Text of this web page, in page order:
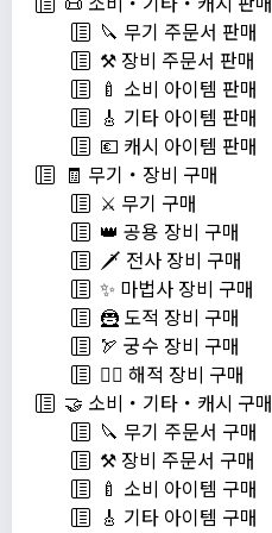
🔪 무기 주문서 판매
⚒️ 장비 주문서 판매
🍼 소비 아이템 판매
🎸 기타 아이템 판매
💶 캐시 아이템 판매
🧾 무기・장비 구매
⚔️ 무기 구매
👑 공용 장비 구매
🗡️ 전사 장비 구매
✨ 마법사 장비 구매
🦹 도적 장비 구매
🏹 궁수 장비 구매
🏴‍☠️ 해적 장비 구매
🤝 소비・기타・캐시 구매
🔪 무기 주문서 구매
⚒️ 장비 주문서 구매
🍼 소비 아이템 구매
🎸 기타 아이템 구매